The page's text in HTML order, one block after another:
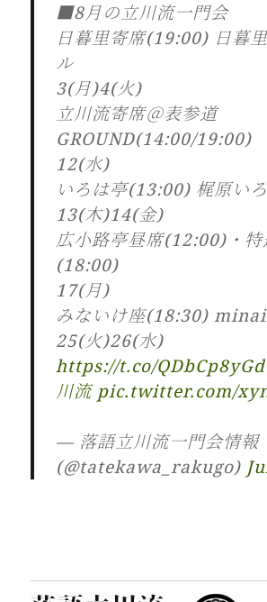
■8月の立川流一門会
日暮里寄席(19:00) 日暮
ル
3(月)4(火)
立川流寄席＠表参道
GROUND(14:00/19:00)
12(水)
いろは亭(13:00) 梶原い
13(木)14(金)
広小路亭昼席(12:00)・
(18:00)
17(月)
みないけ座(18:30)
25(火)26(水)
https://t.co/
川流 pic.twitter.com/
— 落語立川流一門会情報
(@tatekawa_rakugo)